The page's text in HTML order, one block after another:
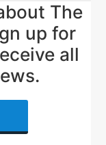
The
up for
all